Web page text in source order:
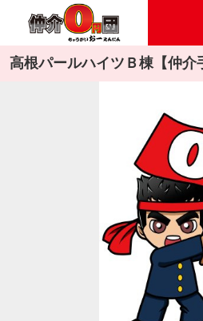
高根パールハイツＢ棟【仲介